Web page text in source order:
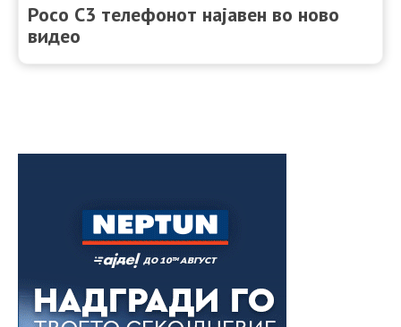
Poco C3 телефонот најавен во ново
видео